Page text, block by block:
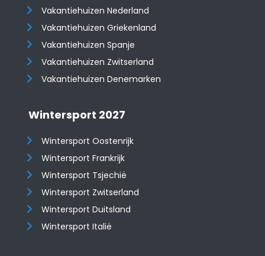
Vakantiehuizen Nederland
Vakantiehuizen Griekenland
Vakantiehuizen Spanje
​​​​​​​Vakantiehuizen Zwitserland
Vakantiehuizen Denemarken
Wintersport 2027
Wintersport Oostenrijk
Wintersport Frankrijk
Wintersport Tsjechië
Wintersport Zwitserland
Wintersport Duitsland
Wintersport Italië